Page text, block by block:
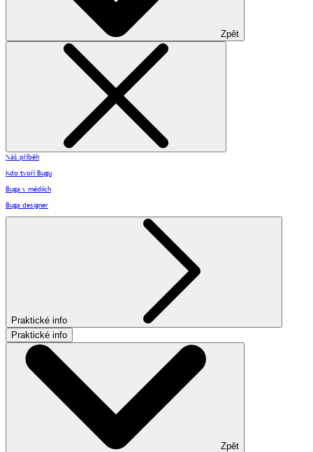
Zpět
Náš příběh
Kdo tvoří Bugu
Buga v médiích
Buga designer
Praktické info
Praktické info
Zpět